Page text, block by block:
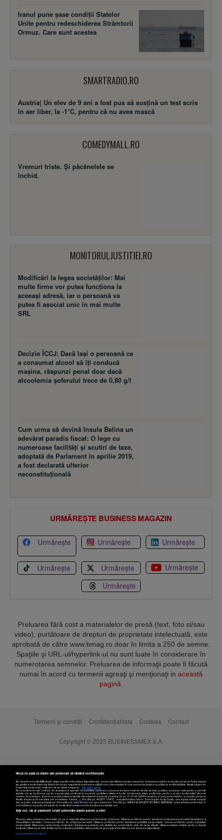
Iranul pune șase condiții Statelor
Unite pentru redeschiderea Strâmtorii
Ormuz. Care sunt acestea
SMARTRADIO.RO
Austria| Un elev de 9 ani a fost pus să susţină un test scris
în aer liber, la -1°C, pentru că nu avea mască
COMEDYMALL.RO
Vremuri triste. Şi păcănelele se
închid.
MONITORULJUSTITIEI.RO
Modificări la legea societăţilor: Mai
multe firme vor putea funcţiona la
aceeaşi adresă, iar o persoană va
putea fi asociat unic în mai multe
SRL
Decizie ÎCCJ: Dacă laşi o persoană ce
a consumat alcool să îţi conducă
maşina, răspunzi penal doar dacă
alcoolemia şoferului trece de 0,80 g/l
Cum urma să devină Insula Belina un
adevărat paradis fiscal: O lege cu
numeroase facilităţi şi scutiri de taxe,
adoptată de Parlament în aprilie 2019,
a fost declarată ulterior
neconstituţională
URMĂREȘTE BUSINESS MAGAZIN
Urmărește Urmărește Urmărește
Urmărește Urmărește
Urmărește
Urmărește
Preluarea fără cost a materialelor de presă (text, foto si/sau
video), purtătoare de drepturi de proprietate intelectuală, este
aprobată de către www.bmag.ro doar în limita a 250 de semne.
Spaţiile şi URL-ul/hyperlink-ul nu sunt luate în considerare în
numerotarea semnelor. Preluarea de informaţii poate fi făcută
numai în acord cu termenii agreaţi şi menţionaţi in această
pagină
Termeni și condiții Confidențialitate Cookies Contact
Copyright © 2025 BUSINESSMEX S.A.
Setări cookies
Nouă ne pasă ca datele tale personale să rămână confidențiale
Noi și partenerii noștri589stocăm și/sau accesăm informații pe dispozitivul dvs., precum identificatorii cookie unici pentru prelucrarea datelor cu caracter personal. Puteți accepta
sau gestiona preferințele dvs. făcând clic mai jos, respectiv vă puteți opune utilizării unui interes legitim în orice moment pe pagina cu politica de confidențialitate. Aceste alegeri vor
fi raportate partenerilor noștri și nu vă vor afecta navigarea.
Mai multe detalii
Noi si partenerii nostri (retelele de socializare si agentiile de publicitate partenere, precum si furnizorii nostri de servicii de date analitice) prelucram date pentru a permite
website-ului sa functioneze, pentru a personaliza continutul si anunturile publicitare afisate in functie de interesele si/sau profilul dvs., pentru a va oferi functionalitati aferente
retelelor de socializare si pentru a analiza traficul pe website. Beneficiati de drepturile prevazute de art. 15-22 din GDPR in legatura cu prelucrarea datelor cu caracter personal.
Aceste drepturi pot fi exercitate prin modalitatea indicataaici. Prin click pe “ACCEPT TOATE”, acceptati folosirea tuturor Tehnologiilor de tip Cookie, care implica inclusiv acceptul
dvs. cu privire la stocarea/accesarea informatiilor de catre Vendor-ii cu care colaboram. Prin click pe “VREAU SA MODIFIC SETARILE INDIVIDUAL” puteti schimba preferintele in
mod individual, mai putin cele legate de cookie strict necesare pentru functionarea website-ului.
Atât noi, cât și partenerii noștri prelucrăm datele pentru a oferi:
Stocarea și/sau accesarea informațiilor de pe un dispozitiv. Măsurarea performanței reclamelor. Utilizarea profilurilor pentru selectarea conținutului personalizat. Dezvoltarea și
îmbunătățirea serviciilor. Crearea profilurilor de conținut personalizat. Utilizarea profilurilor pentru selectarea publicității personalizate. Crearea profilurilor pentru publicitate
personalizată. Măsurarea performanței conținutului. Înțelegerea publicului prin statistici sau combinații de date din surse diferite. Utilizarea datelor limitate pentru a selecta
conținutul. Utilizarea de date limitate pentru a selecta publicitatea. Date precise de geolocație și identificarea prin scanarea dispozitivului.
Listă parteneri (furnizori)